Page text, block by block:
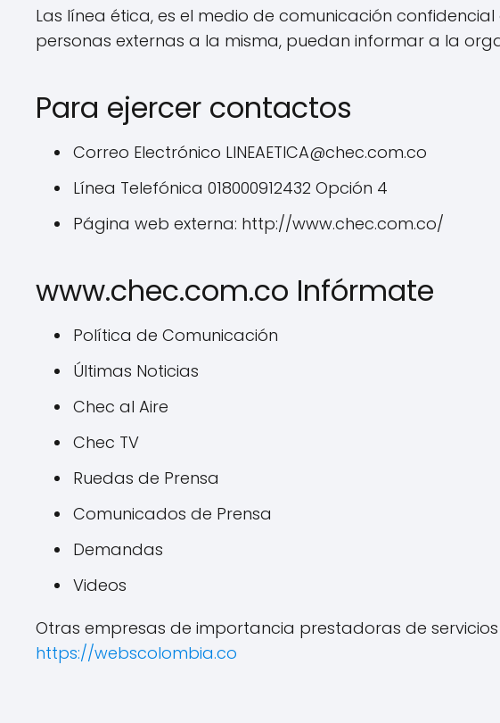
Las línea ética, es el medio de comunicación
personas externas a la misma, puedan informar a la
Para ejercer contactos
Correo Electrónico LINEAETICA@chec.com.co
Línea Telefónica 018000912432 Opción 4
Página web externa: http://www.chec.com.co/
www.chec.com.co Infórmate
Política de Comunicación
Últimas Noticias
Chec al Aire
Chec TV
Ruedas de Prensa
Comunicados de Prensa
Demandas
Videos
Otras empresas de importancia prestadoras de
https://webscolombia.co